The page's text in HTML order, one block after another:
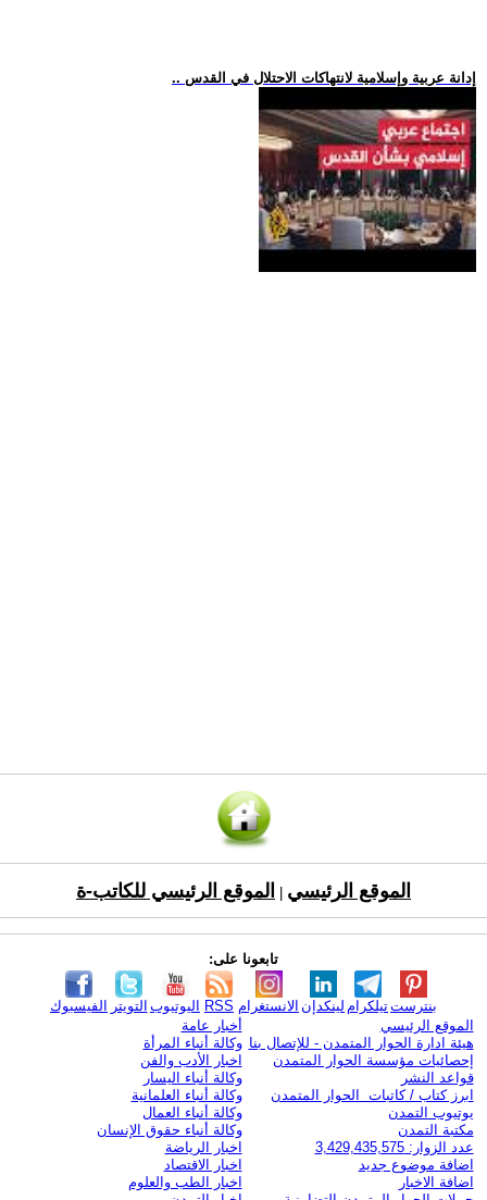
.. إدانة عربية وإسلامية لانتهاكات الاحتلال في القدس
الموقع الرئيسي الموقع الرئيسي للكاتب-ة
تابعونا على:
الفيسبوك التويتر اليوتيوب RSS الانستغرام لينكدإن تيلكرامبنترست
الموقع الرئيسي
هيئة ادارة الحوار المتمدن - للإتصال بنا
إحصائيات مؤسسة الحوار المتمدن
قواعد النشر
ابرز كتاب / كاتبات الحوار المتمدن
يوتيوب التمدن
مكتبة التمدن
عدد الزوار: 3,429,435,575
اضافة موضوع جديد
اضافة الاخبار
أخبار عامة
وكالة أنباء المرأة
اخبار الأدب والفن
وكالة أنباء اليسار
وكالة أنباء العلمانية
وكالة أنباء العمال
وكالة أنباء حقوق الإنسان
اخبار الرياضة
اخبار الاقتصاد
اخبار الطب والعلوم